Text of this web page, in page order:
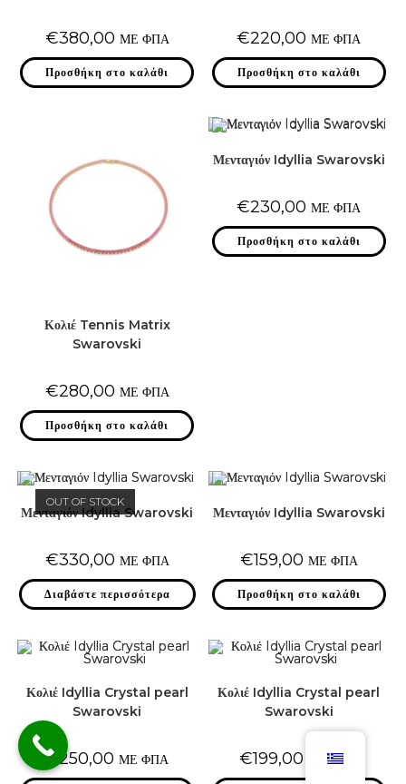
€380,00 ΜΕ ΦΠΑ
Προσθήκη στο καλάθι
€220,00 ΜΕ ΦΠΑ
Προσθήκη στο καλάθι
Κολιέ Tennis Matrix
Swarovski
€280,00 ΜΕ ΦΠΑ
Προσθήκη στο καλάθι
Μενταγιόν Idyllia Swarovski
€230,00 ΜΕ ΦΠΑ
Προσθήκη στο καλάθι
OUT OF STOCK
Μενταγιόν Idyllia Swarovski
€330,00 ΜΕ ΦΠΑ
Διαβάστε περισσότερα
Μενταγιόν Idyllia Swarovski
€159,00 ΜΕ ΦΠΑ
Προσθήκη στο καλάθι
Κολιέ Idyllia Crystal pearl
Swarovski
€ 250,00 ΜΕ ΦΠΑ
Κολιέ Idyllia Crystal pearl
Swarovski
€199,00 ΜΕ ΦΠΑ